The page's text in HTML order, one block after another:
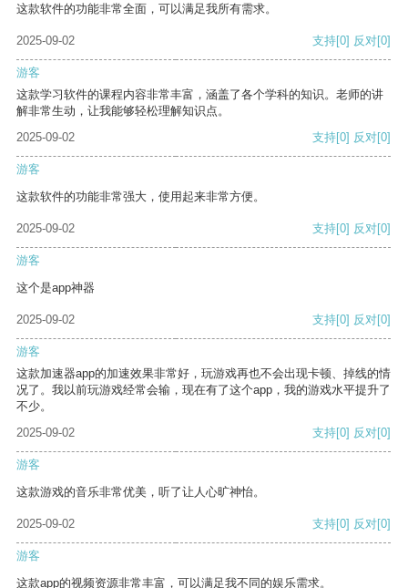
这款软件的功能非常全面，可以满足我所有需求。
2025-09-02 支持[0] 反对[0]
游客
这款学习软件的课程内容非常丰富，涵盖了各个学科的知识。老师的讲
解非常生动，让我能够轻松理解知识点。
2025-09-02
支持[0] 反对[0]
游客
这款软件的功能非常强大，使用起来非常方便。
2025-09-02 支持[0] 反对[0]
游客
这个是app神器
2025-09-02 支持[0] 反对[0]
游客
这款加速器app的加速效果非常好，玩游戏再也不会出现卡顿、掉线的情
况了。我以前玩游戏经常会输，现在有了这个app，我的游戏水平提升了
不少。
2025-09-02
支持[0] 反对[0]
游客
这款游戏的音乐非常优美，听了让人心旷神怡。
2025-09-02 支持[0] 反对[0]
游客
这款app的视频资源非常丰富，可以满足我不同的娱乐需求。